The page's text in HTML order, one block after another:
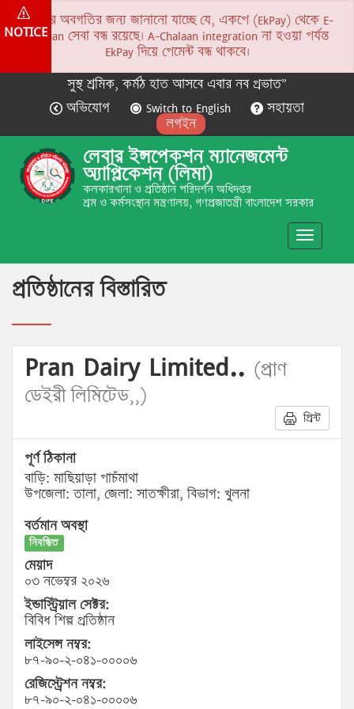
NOTICE
সকলের অবগতির জন্য জানানো যাচ্ছে যে, একপে (EkPay) থেকে E-
Chalaan সেবা বন্ধ রয়েছে। A-Chalaan integration না হওয়া পর্যন্ত
EkPay দিয়ে পেমেন্ট বন্ধ থাকবে।
সুস্থ শ্রমিক, কর্মঠ হাত আসবে এবার নব প্রভাত”
অভিযোগ
Switch to English
সহায়তা
লগইন
লেবার ইন্সপেকশন ম্যানেজমেন্ট
অ্যাপ্লিকেশন (লিমা)
কলকারখানা ও প্রতিষ্ঠান পরিদর্শন অধিদপ্তর
শ্রম ও কর্মসংস্থান মন্ত্রণালয়, গণপ্রজাতন্ত্রী বাংলাদেশ সরকার
Toggle
প্রতিষ্ঠানের বিস্তারিত
Pran Dairy Limited.. (প্রাণ
ডেইরী লিমিটেড,,)
প্রিন্ট
পূর্ণ ঠিকানা
বাড়ি: মাছিয়াড়া পাচঁমাথা
উপজেলা: তালা, জেলা: সাতক্ষীরা, বিভাগ: খুলনা
বর্তমান অবস্থা
নিবন্ধিত
মেয়াদ
০৩ নভেম্বর ২০২৬
ইন্ডাস্ট্রিয়াল সেক্টর:
বিবিধ শিল্প প্রতিষ্ঠান
লাইসেন্স নম্বর:
৮৭-৯০-২-০৪১-০০০০৬
রেজিস্ট্রেশন নম্বর:
৮৭-৯০-২-০৪১-০০০০৬